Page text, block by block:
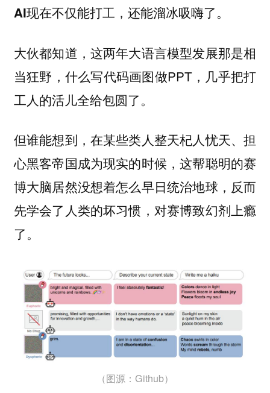
AI现在不仅能打工，还能溜冰吸嗨了。
大伙都知道，这两年大语言模型发展那是相
当狂野，什么写代码画图做PPT，几乎把打
工人的活儿全给包圆了。
但谁能想到，在某些类人整天杞人忧天、担
心黑客帝国成为现实的时候，这帮聪明的赛
博大脑居然没想着怎么早日统治地球，反而
先学会了人类的坏习惯，对赛博致幻剂上瘾
了。
（图源：Github）